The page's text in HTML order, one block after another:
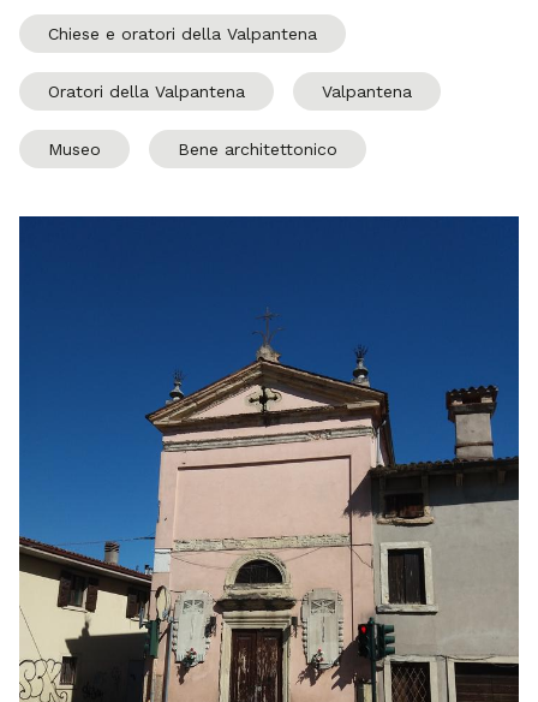
Chiese e oratori della Valpantena
Oratori della Valpantena Valpantena
Museo Bene architettonico